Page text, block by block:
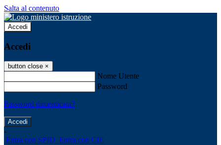
Salta al contenuto
Accedi
Accedi
button close ×
Nome Utente
Password
Password dimenticata?
-
Entra con SPID Entra con CIE